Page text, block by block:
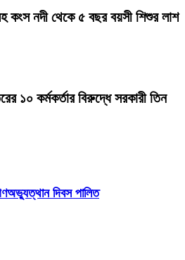
কংস নদী থেকে ৫ বছর বয়সী শিশুর লাশ
১০ কর্মকর্তার বিরুদ্ধে সরকারী তিন
দিবস পালিত